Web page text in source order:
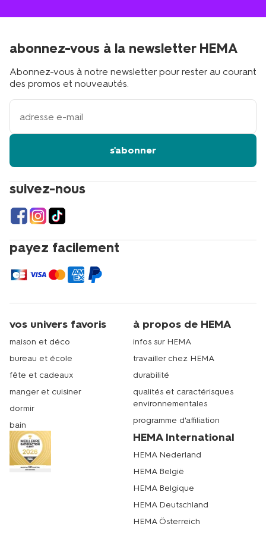
suivez-nous
payez facilement
abonnez-vous à la newsletter HEMA
Abonnez-vous à notre newsletter pour rester au courant
des promos et nouveautés.
votre
adresse
s'abonner
vos univers favoris
maison et déco
bureau et école
fête et cadeaux
manger et cuisiner
dormir
bain
à propos de HEMA
infos sur HEMA
travailler chez HEMA
durabilité
qualités et caractérisques
environnementales
programme d'affiliation
HEMA International
HEMA Nederland
HEMA België
HEMA Belgique
HEMA Deutschland
HEMA Österreich